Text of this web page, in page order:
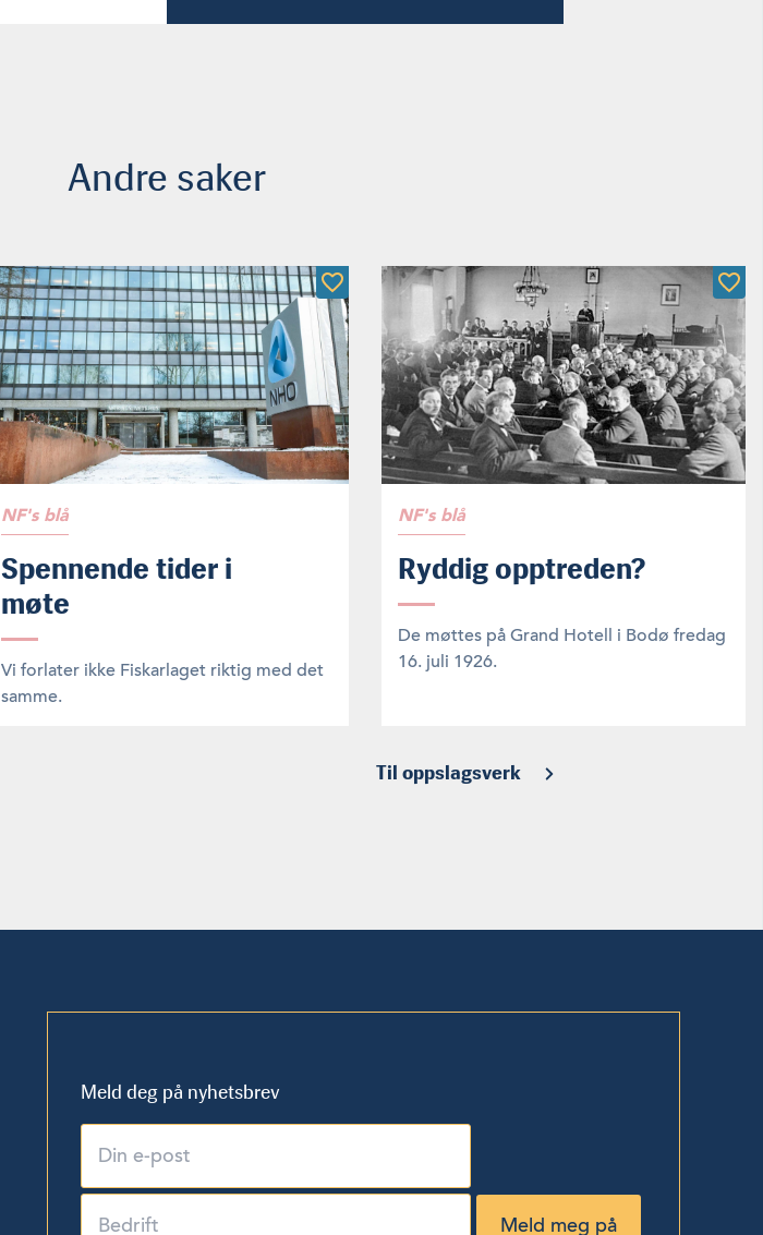
Andre saker
NF's blå
Spennende tider i
møte
Vi forlater ikke Fiskarlaget riktig med det
samme.
NF's blå
Ryddig opptreden?
De møttes på Grand Hotell i Bodø fredag
16. juli 1926.
Til oppslagsverk
Meld deg på nyhetsbrev